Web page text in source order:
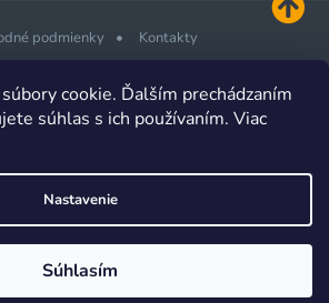
cookie. Ďalším prechádzaním
súhlas s ich používaním. Viac
Nastavenie
Súhlasím
podmienky Kontakty
práva vyhradené.
vytvořilShoptetak.cz